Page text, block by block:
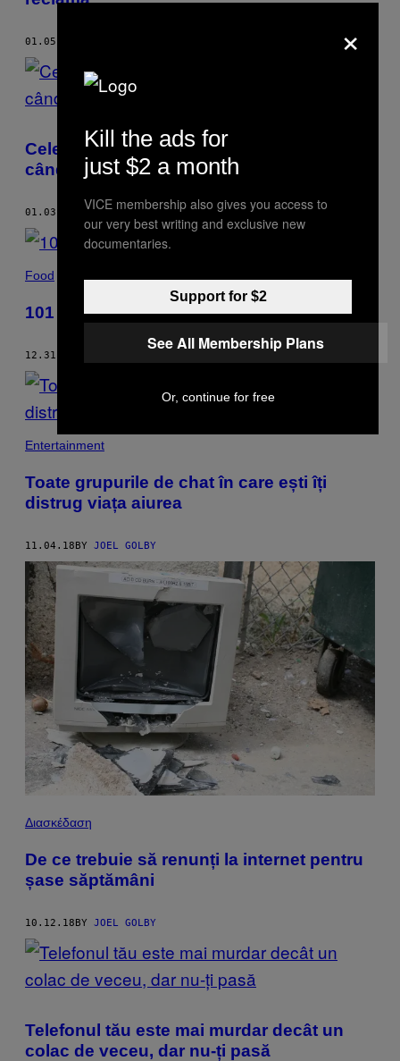
01.05.19
Cele mai nasoale lucruri de care ai parte
când te muți
01.03.19 BYJOEL GOLBY
Food
101 moduri prin care distrugi o petrecere
12.31.18
Entertainment
Toate grupurile de chat în care ești îți
distrug viața aiurea
11.04.18BY JOEL GOLBY
Διασκέδαση
De ce trebuie să renunți la internet pentru
șase săptămâni
10.12.18BY JOEL GOLBY
Telefonul tău este mai murdar decât un
colac de veceu, dar nu-ți pasă
×
Kill the ads for
just $2 a month
VICE membership also gives you access to
our very best writing and exclusive new
documentaries.
Support for $2
See All Membership Plans
Or, continue for free